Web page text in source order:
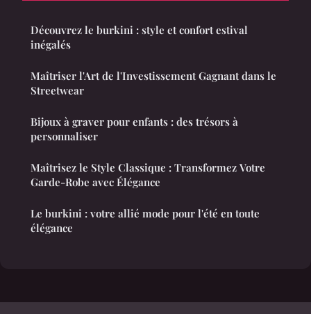
Découvrez le burkini : style et confort estival
inégalés
Maîtriser l'Art de l'Investissement Gagnant dans le
Streetwear
Bijoux à graver pour enfants : des trésors à
personnaliser
Maîtrisez le Style Classique : Transformez Votre
Garde-Robe avec Élégance
Le burkini : votre allié mode pour l'été en toute
élégance